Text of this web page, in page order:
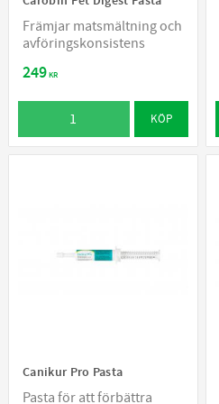
Främjar matsmältning och
avföringskonsistens
249KR
KÖP
Canikur Pro Pasta
Pasta för att förbättra